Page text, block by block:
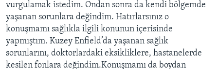
vurgulamak istedim. Ondan sonra da kendi bölgemde
yaşanan sorunlara değindim. Hatırlarsınız o
konuşmamı sağlıkla ilgili konunun içerisinde
yapmıştım. Kuzey Enfield’da yaşanan sağlık
sorunlarını, doktorlardaki eksikliklere, hastanelerde
kesilen fonlara değindim.Konuşmamı da boydan